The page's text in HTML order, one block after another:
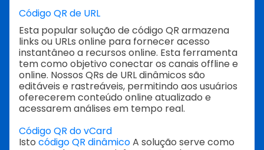
Código QR de URL
Esta popular solução de código QR armazena
links ou URLs online para fornecer acesso
instantâneo a recursos online. Esta ferramenta
tem como objetivo conectar os canais offline e
online. Nossos QRs de URL dinâmicos são
editáveis e rastreáveis, permitindo aos usuários
oferecerem conteúdo online atualizado e
acessarem análises em tempo real.
Código QR do vCard
Isto código QR dinâmicoA solução serve como